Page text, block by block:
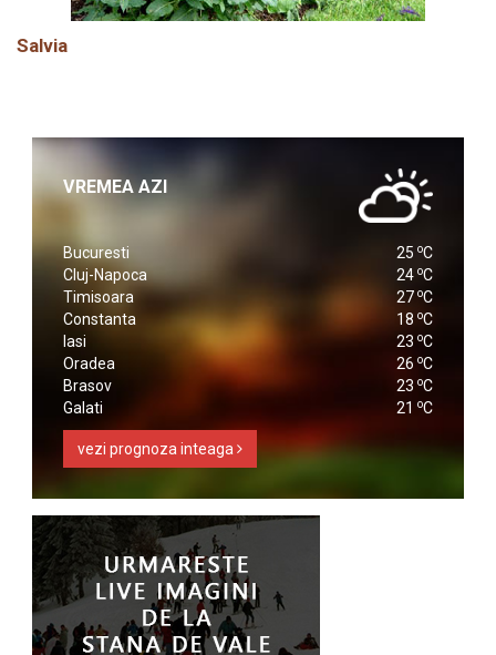
Salvia
VREMEA AZI
Bucuresti 25 oC
Cluj-Napoca
24 oC
Timisoara
27 oC
Constanta
18 oC
Iasi
23 oC
Oradea
26 oC
Brasov
23 oC
Galati
21 oC
vezi prognoza inteaga